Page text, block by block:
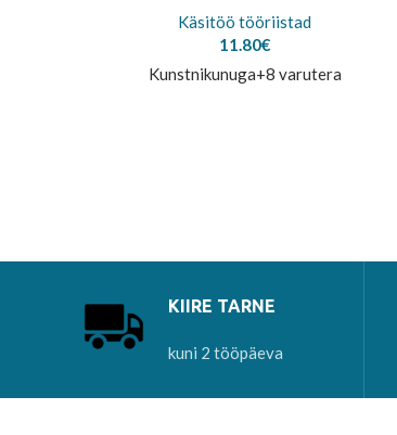
Käsitöö tööriistad
11.80€
Kunstnikunuga+8 varutera
KIIRE TARNE
kuni 2 tööpäeva